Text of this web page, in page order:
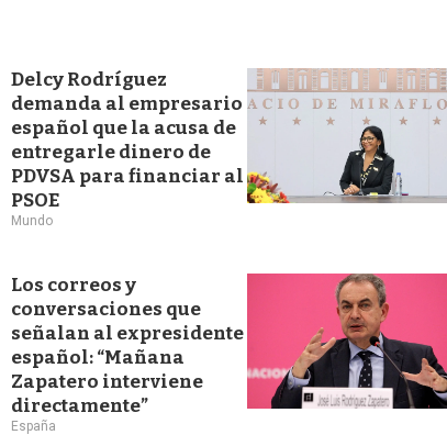
Delcy Rodríguez
demanda al empresario
español que la acusa de
entregarle dinero de
PDVSA para financiar al
PSOE
Mundo
Los correos y
conversaciones que
señalan al expresidente
español: “Mañana
Zapatero interviene
directamente”
España